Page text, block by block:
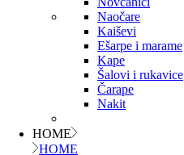
Naočare
Kaiševi
Ešarpe i marame
Kape
Šalovi i rukavice
Čarape
Nakit
HOME
HOME